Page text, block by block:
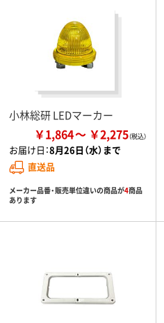
小林総研 LEDマーカー
￥1,864 ￥2,275
お届け日：8月26日（水）まで
直送品
メーカー品番・販売単位違いの商品が4商品
あります